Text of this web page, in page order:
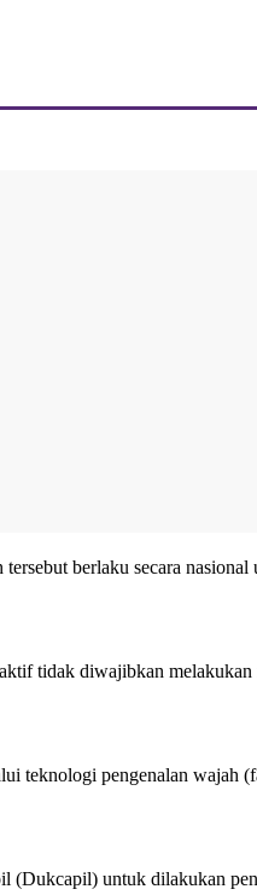
berlaku secara nasional
tidak diwajibkan melakukan
teknologi pengenalan wajah
(Dukcapil) untuk dilakukan